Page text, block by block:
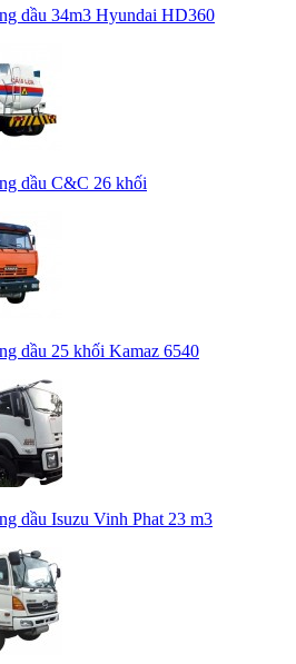
dầu 34m3 Hyundai HD360
dầu C&C 26 khối
dầu 25 khối Kamaz 6540
dầu Isuzu Vinh Phat 23 m3